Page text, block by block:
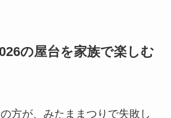
の屋台を家族で楽しむ
方が、みたままつりで失敗し